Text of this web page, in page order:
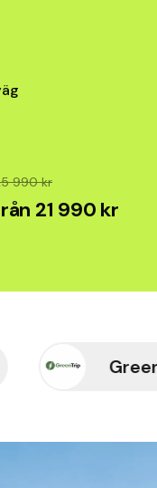
990 kr
21 990 kr